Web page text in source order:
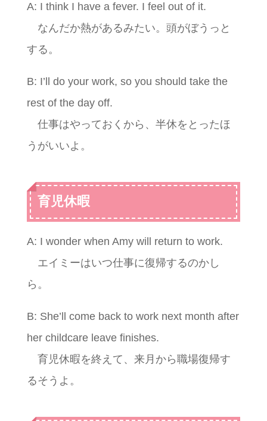
A: I think I have a fever. I feel out of it.
なんだか熱があるみたい。頭がぼうっと
する。
B: I’ll do your work, so you should take the
rest of the day off.
仕事はやっておくから、半休をとったほ
うがいいよ。
育児休暇
A: I wonder when Amy will return to work.
エイミーはいつ仕事に復帰するのかし
ら。
B: She’ll come back to work next month after
her childcare leave finishes.
育児休暇を終えて、来月から職場復帰す
るそうよ。